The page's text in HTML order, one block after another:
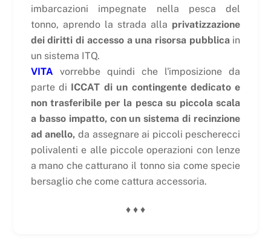
imbarcazioni impegnate nella pesca del
tonno, aprendo la strada alla privatizzazione
dei diritti di accesso a una risorsa pubblicain
un sistema ITQ.
VITA vorrebbe quindi che l'imposizione da
parte di ICCAT di un contingente dedicato e
non trasferibile per la pesca su piccola scala
a basso impatto, con un sistema di recinzione
ad anello, da assegnare ai piccoli pescherecci
polivalenti e alle piccole operazioni con lenze
a mano che catturano il tonno sia come specie
bersaglio che come cattura accessoria.
♦ ♦ ♦